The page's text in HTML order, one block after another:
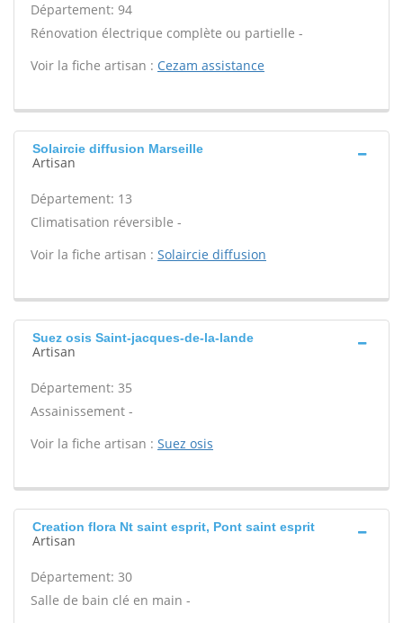
Département: 94
Rénovation électrique complète ou partielle -
Voir la fiche artisan : Cezam assistance
Solaircie diffusion Marseille
Artisan
Département: 13
Climatisation réversible -
Voir la fiche artisan : Solaircie diffusion
Suez osis Saint-jacques-de-la-lande
Artisan
Département: 35
Assainissement -
Voir la fiche artisan : Suez osis
Creation flora Nt saint esprit, Pont saint esprit
Artisan
Département: 30
Salle de bain clé en main -